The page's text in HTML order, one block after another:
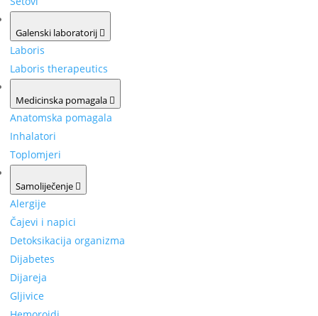
Galenski laboratorij
Laboris
Laboris therapeutics
Medicinska pomagala
Anatomska pomagala
Inhalatori
Toplomjeri
Samoliječenje
Alergije
Čajevi i napici
Detoksikacija organizma
Dijabetes
Dijareja
Gljivice